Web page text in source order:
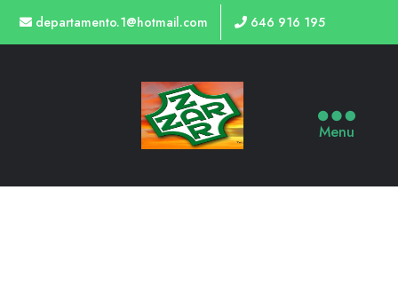
departamento.1@hotmail.com 646 916 195
Menu